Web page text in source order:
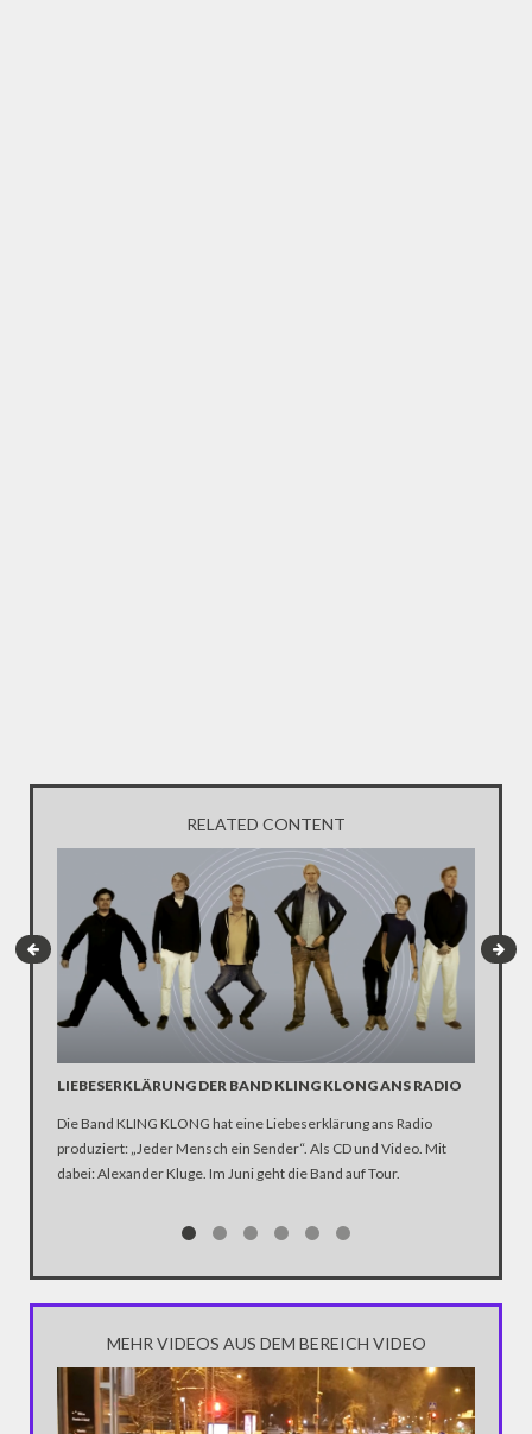
RELATED CONTENT
LIEBESERKLÄRUNG DER BAND KLING KLONG ANS RADIO
Die Band KLING KLONG hat eine Liebeserklärung ans Radio
produziert: „Jeder Mensch ein Sender“. Als CD und Video. Mit
dabei: Alexander Kluge. Im Juni geht die Band auf Tour.
MEHR VIDEOS AUS DEM BEREICH VIDEO